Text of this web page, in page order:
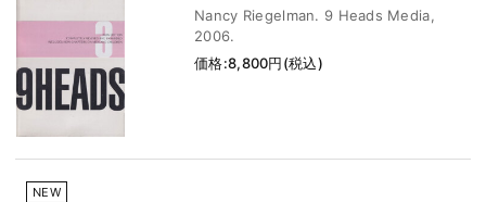
Nancy Riegelman. 9 Heads Media,
2006.
価格:8,800円(税込)
NEW